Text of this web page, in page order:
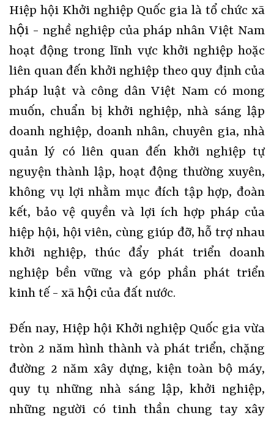
Hiệp hội Khởi nghiệp Quốc gia là tổ chức xã
hội - nghề nghiệp của pháp nhân Việt Nam
hoạt động trong lĩnh vực khởi nghiệp hoặc
liên quan đến khởi nghiệp theo quy định của
pháp luật và công dân Việt Nam có mong
muốn, chuẩn bị khởi nghiệp, nhà sáng lập
doanh nghiệp, doanh nhân, chuyên gia, nhà
quản lý có liên quan đến khởi nghiệp tự
nguyện thành lập, hoạt động thường xuyên,
không vụ lợi nhằm mục đích tập hợp, đoàn
kết, bảo vệ quyền và lợi ích hợp pháp của
hiệp hội, hội viên, cùng giúp đỡ, hỗ trợ nhau
khởi nghiệp, thúc đẩy phát triển doanh
nghiệp bền vững và góp phần phát triển
kinh tế - xã hội của đất nước.
Đến nay, Hiệp hội Khởi nghiệp Quốc gia vừa
tròn 2 năm hình thành và phát triển, chặng
đường 2 năm xây dựng, kiện toàn bộ máy,
quy tụ những nhà sáng lập, khởi nghiệp,
những người có tinh thần chung tay xây